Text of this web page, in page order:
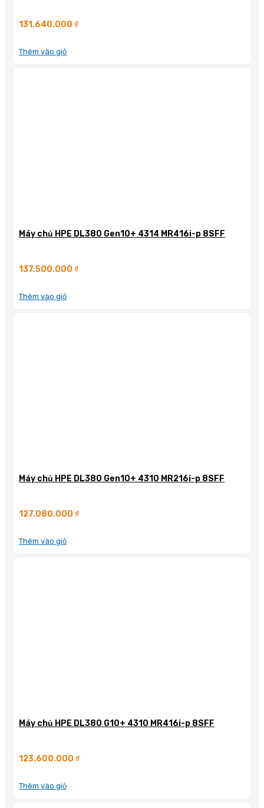
131.640.000 ₫
Thêm vào giỏ
Máy chủ HPE DL380 Gen10+ 4314 MR416i-p 8SFF
137.500.000 ₫
Thêm vào giỏ
Máy chủ HPE DL380 Gen10+ 4310 MR216i-p 8SFF
127.080.000 ₫
Thêm vào giỏ
Máy chủ HPE DL380 G10+ 4310 MR416i-p 8SFF
123.600.000 ₫
Thêm vào giỏ